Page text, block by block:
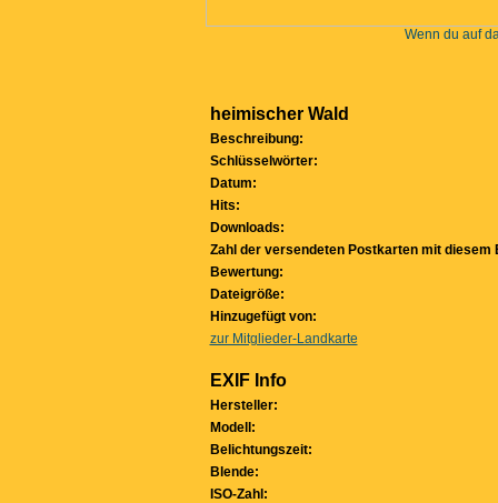
Wenn du auf
heimischer Wald
Beschreibung:
Schlüsselwörter:
Datum:
Hits:
Downloads:
Zahl der versendeten Postkarten mit diesem
Bewertung:
Dateigröße:
Hinzugefügt von:
zur Mitglieder-Landkarte
EXIF Info
Hersteller:
Modell:
Belichtungszeit:
Blende:
ISO-Zahl: